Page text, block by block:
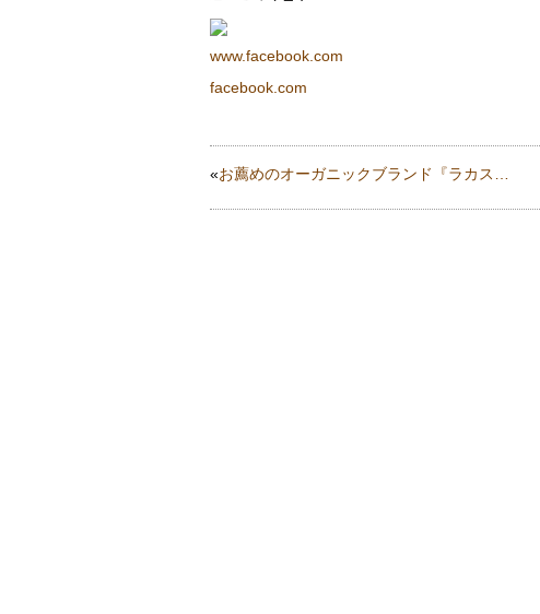
www.facebook.com
facebook.com
«お薦めのオーガニックブランド『ラカス…